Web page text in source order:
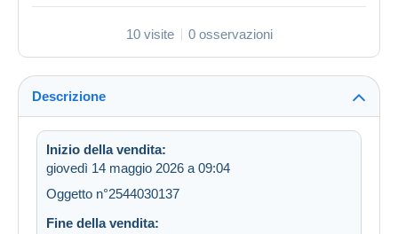
10 visite 0 osservazioni
Descrizione
Inizio della vendita:
giovedì 14 maggio 2026 a 09:04
Oggetto n°2544030137
Fine della vendita: